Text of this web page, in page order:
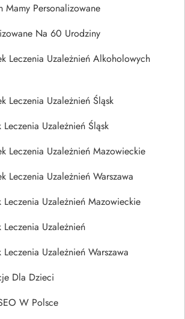
Mamy Personalizowane
Na 60 Urodziny
Leczenia Uzależnień Alkoholowych
Leczenia Uzależnień Śląsk
Uzależnień Śląsk
Leczenia Uzależnień Mazowieckie
Leczenia Uzależnień Warszawa
Leczenia Uzależnień Mazowieckie
Uzależnień
Uzależnień Warszawa
Dla Dzieci
W Polsce